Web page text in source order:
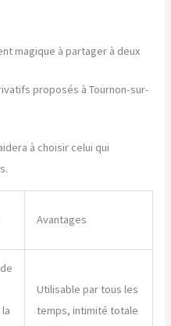
magique à partager à deux
proposés à Tournon-sur-
à choisir celui qui
Avantages
Utilisable par tous les
temps, intimité totale